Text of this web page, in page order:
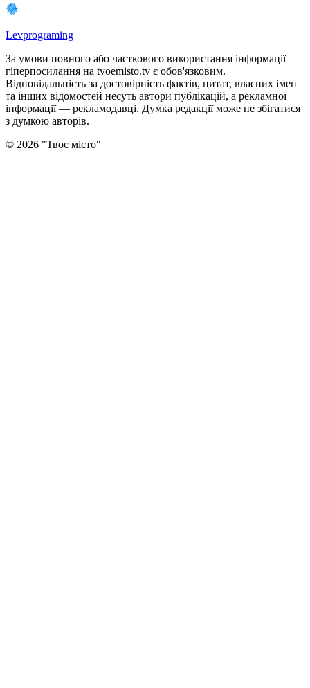
Levprograming
За умови повного або часткового використання iнформацiї
гіперпосилання на tvoemisto.tv є обов'язковим.
Відповідальність за достовірність фактів, цитат, власних імен
та інших відомостей несуть автори публікацій, а рекламної
інформації — рекламодавці. Думка редакцiї може не збiгатися
з думкою авторiв.
© 2026 "Твоє місто"